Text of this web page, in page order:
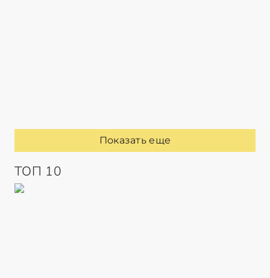
Показать еще
ТОП 10